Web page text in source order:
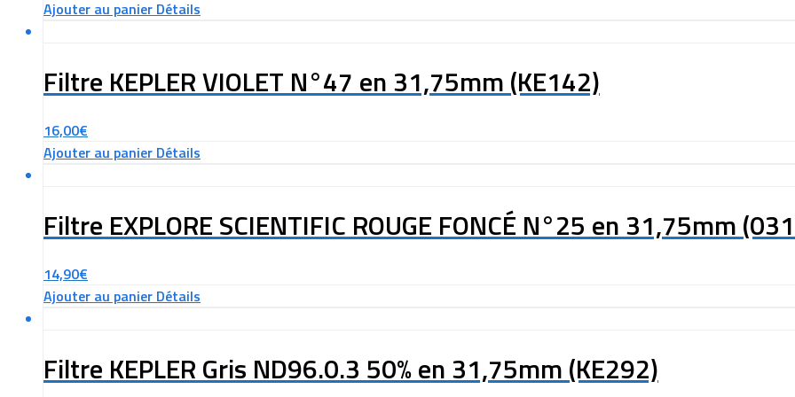
Ajouter au panier Détails
Filtre KEPLER VIOLET N°47 en 31,75mm (KE142)
16,00€
Ajouter au panier Détails
Filtre EXPLORE SCIENTIFIC ROUGE FONCÉ N°25 en 31,75mm
14,90€
Ajouter au panier Détails
Filtre KEPLER Gris ND96.0.3 50% en 31,75mm (KE292)